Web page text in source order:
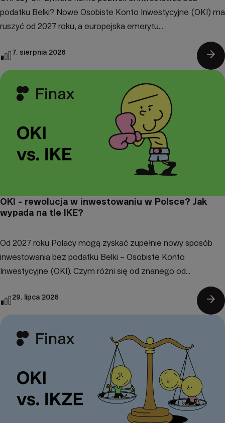
podatku Belki? Nowe Osobiste Konto Inwestycyjne (OKI) ma
ruszyć od 2027 roku, a europejska emerytu...
7. sierpnia 2026 arrow_forward
OKI - rewolucja w inwestowaniu w Polsce? Jak
wypada na tle IKE?
Od 2027 roku Polacy mogą zyskać zupełnie nowy sposób
inwestowania bez podatku Belki – Osobiste Konto
Inwestycyjne (OKI). Czym różni się od znanego od...
29. lipca 2026 arrow_forward